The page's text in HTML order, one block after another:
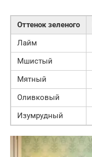
Оттенок зеленого
Лайм
Мшистый
Мятный
Оливковый
Изумрудный